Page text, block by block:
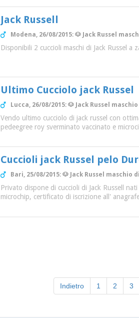
Jack Russell
Modena, 26/08/2015: 🐶 Jack Russel
Disponibili 2 cuccioli maschi di Jack Russel
Ultimo Cucciolo jack Russel
Lucca, 26/08/2015: 🐶 Jack Russel
Vendo ultimo cucciolo di jack russel con
pedeegree roy sverminato vaccinato e
Cuccioli jack Russel pelo
Bari, 25/08/2015: 🐶 Jack Russel
Privato dispone di cuccioli di Jack Russell
microchip, certificato di iscrizione all'
Indietro 1 2 3